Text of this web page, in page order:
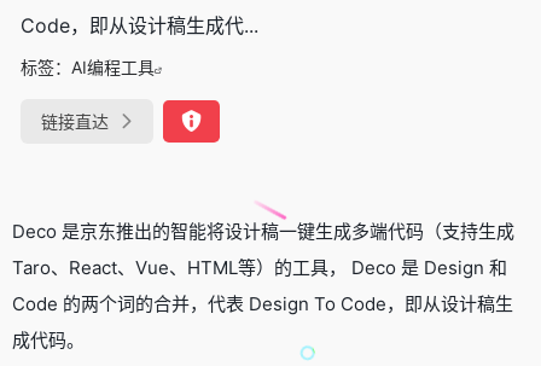
Code，即从设计稿生成代...
标签： AI编程工具
链接直达
Deco 是京东推出的智能将设计稿一键生成多端代码（支持生成
Taro、React、Vue、HTML等）的工具， Deco 是 Design 和
Code 的两个词的合并，代表 Design To Code，即从设计稿生
成代码。